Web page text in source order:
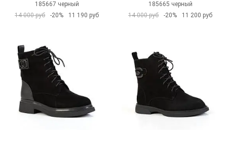
185667 черный
14 000 руб
-20% 11 190 руб
185665 черный
14 000 руб
-20% 11 200 руб